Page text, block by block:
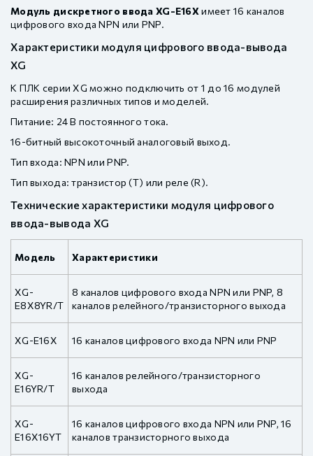
Модуль дискретного ввода XG-E16Xимеет 16 каналов
цифрового входа NPN или PNP.
Характеристики модуля цифрового ввода-вывода
XG
К ПЛК серии XG можно подключить от 1 до 16 модулей
расширения различных типов и моделей.
Питание: 24 В постоянного тока.
16-битный высокоточный аналоговый выход.
Тип входа: NPN или PNP.
Тип выхода: транзистор (T) или реле (R).
Технические характеристики модуля цифрового
ввода-вывода XG
Модель Характеристики
XG-
E8X8YR/T
8 каналов цифрового входа NPN или PNP, 8
каналов релейного/транзисторного выхода
XG-E16X 16 каналов цифрового входа NPN или PNP
XG-
E16YR/T
16 каналов релейного/транзисторного
выхода
XG-
E16X16YT
16 каналов цифрового входа NPN или PNP, 16
каналов транзисторного выхода